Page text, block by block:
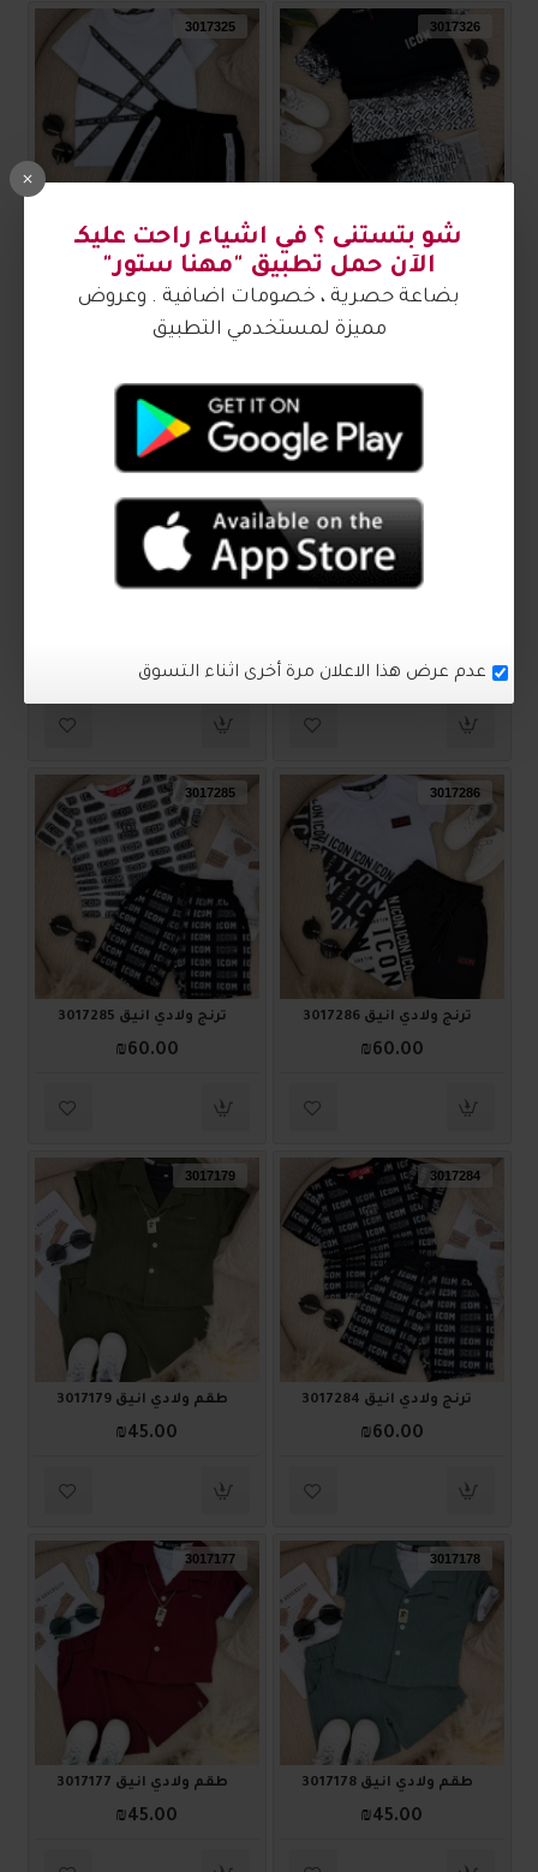
3017326
طقم ولادي أنيق 3017326
₪60.00
3017325
طقم ولادي أنيق 3017325
₪60.00
₪60.00
3017287
₪60.00
3017286
ترنج ولادي أنيق 3017286
₪60.00
3017285
ترنج ولادي أنيق 3017285
₪60.00
3017284
ترنج ولادي أنيق 3017284
₪60.00
3017179
طقم ولادي أنيق 3017179
₪45.00
3017178
طقم ولادي أنيق 3017178
₪45.00
3017177
طقم ولادي أنيق 3017177
₪45.00